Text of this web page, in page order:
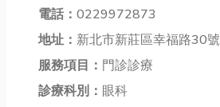
電話： 0229972873
地址： 新北市新莊區幸福路30號
服務項目： 門診診療
診療科別： 眼科